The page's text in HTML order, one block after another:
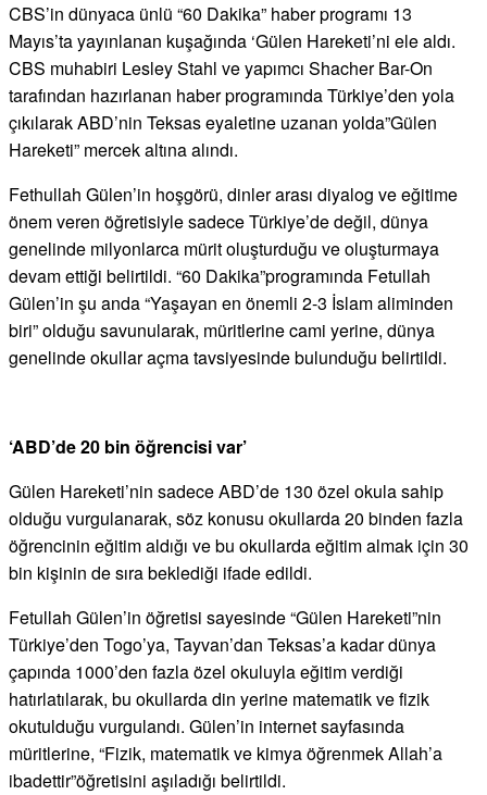
CBS’in dünyaca ünlü “60 Dakika” haber programı 13
Mayıs’ta yayınlanan kuşağında ‘Gülen Hareketi’ni ele aldı.
CBS muhabiri Lesley Stahl ve yapımcı Shacher Bar-On
tarafından hazırlanan haber programında Türkiye’den yola
çıkılarak ABD’nin Teksas eyaletine uzanan yolda”Gülen
Hareketi” mercek altına alındı.
Fethullah Gülen’in hoşgörü, dinler arası diyalog ve eğitime
önem veren öğretisiyle sadece Türkiye’de değil, dünya
genelinde milyonlarca mürit oluşturduğu ve oluşturmaya
devam ettiği belirtildi. “60 Dakika”programında Fetullah
Gülen’in şu anda “Yaşayan en önemli 2-3 İslam aliminden
biri” olduğu savunularak, müritlerine cami yerine, dünya
genelinde okullar açma tavsiyesinde bulunduğu belirtildi.
‘ABD’de 20 bin öğrencisi var’
Gülen Hareketi’nin sadece ABD’de 130 özel okula sahip
olduğu vurgulanarak, söz konusu okullarda 20 binden fazla
öğrencinin eğitim aldığı ve bu okullarda eğitim almak için 30
bin kişinin de sıra beklediği ifade edildi.
Fetullah Gülen’in öğretisi sayesinde “Gülen Hareketi”nin
Türkiye’den Togo’ya, Tayvan’dan Teksas’a kadar dünya
çapında 1000’den fazla özel okuluyla eğitim verdiği
hatırlatılarak, bu okullarda din yerine matematik ve fizik
okutulduğu vurgulandı. Gülen’in internet sayfasında
müritlerine, “Fizik, matematik ve kimya öğrenmek Allah’a
ibadettir”öğretisini aşıladığı belirtildi.